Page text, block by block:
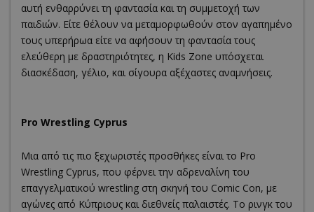
αυτή ενθαρρύνει τη φαντασία και τη συμμετοχή των
παιδιών. Είτε θέλουν να μεταμορφωθούν στον αγαπημένο
τους υπερήρωα είτε να αφήσουν τη φαντασία τους
ελεύθερη με δραστηριότητες, η Kids Zone υπόσχεται
διασκέδαση, γέλιο, και σίγουρα αξέχαστες αναμνήσεις.
Pro Wrestling Cyprus
Μια από τις πιο ξεχωριστές προσθήκες είναι το Pro
Wrestling Cyprus, που φέρνει την αδρεναλίνη του
επαγγελματικού wrestling στη σκηνή του Comic Con, με
αγώνες από Κύπριους και διεθνείς παλαιστές. Το ρινγκ του